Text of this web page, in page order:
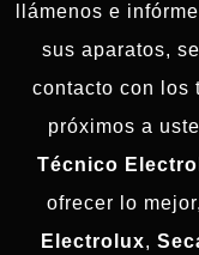
llámenos e
sus aparatos,
contacto con los
próximos a
Técnico
ofrecer lo
Electrolux,